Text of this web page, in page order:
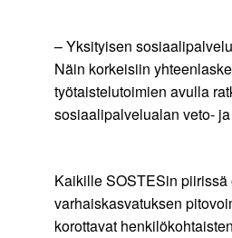
– Yksityisen
Näin korkeisiin
työtaistelutoimien avulla
sosiaalipalvelualan veto-
Kaikille SOSTESin piirissä
varhaiskasvatuksen
korottavat